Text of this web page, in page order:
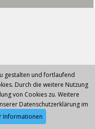
gestalten und fortlaufend
Durch die weitere Nutzung
von Cookies zu. Weitere
Datenschutzerklärung im
Informationen